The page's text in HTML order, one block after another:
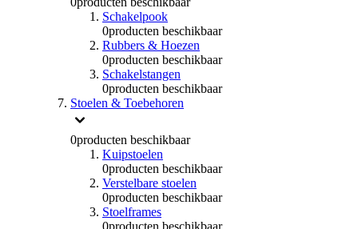
Schakelpook
0producten beschikbaar
Rubbers & Hoezen
0producten beschikbaar
Schakelstangen
0producten beschikbaar
Stoelen & Toebehoren
0producten beschikbaar
Kuipstoelen
0producten beschikbaar
Verstelbare stoelen
0producten beschikbaar
Stoelframes
0producten beschikbaar